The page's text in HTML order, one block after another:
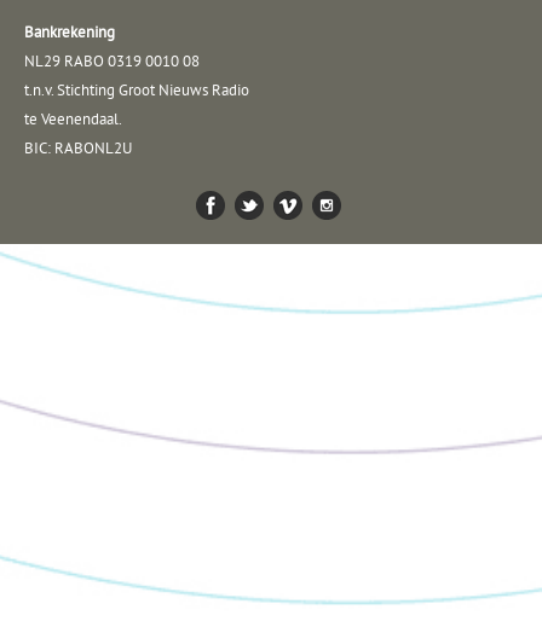
Bankrekening
NL29 RABO 0319 0010 08
t.n.v. Stichting Groot Nieuws Radio
te Veenendaal.
BIC: RABONL2U